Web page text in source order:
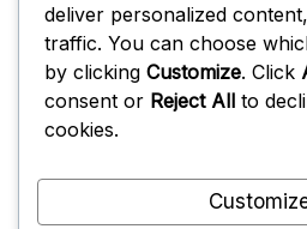
Les récompenses dans le
devenues plus variées par
précédentes. Les joueurs
gagner des skins exclusifs,
les versions passées. Le
des niveaux a également
deliver personalized
traffic. You can choose
by clicking Customize. Click
consent or Reject All to
cookies.